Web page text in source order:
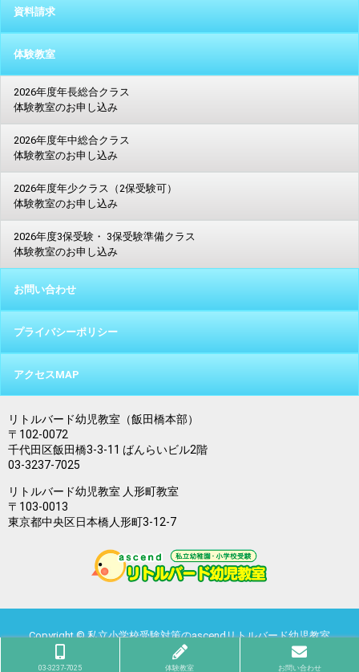
資料請求
体験教室
2026年度年長総合クラス
体験教室のお申し込み
2026年度年中総合クラス
体験教室のお申し込み
2026年度年少クラス（2保受験可）
体験教室のお申し込み
2026年度3保受験・ 3保受験準備クラス
体験教室のお申し込み
お問い合わせ
プライバシーポリシー
アクセスMAP
リトルバード幼児教室（飯田橋本部）
〒102-0072
千代田区飯田橋3-3-11 ばんらいビル2階
03-3237-7025
リトルバード幼児教室 人形町教室
〒103-0013
東京都中央区日本橋人形町3-12-7
Copyright ©私立小学校受験対策のascendリトルバード幼児教室
All Rights Reserved.
03-3237-7025 体験教室 お問い合わせ